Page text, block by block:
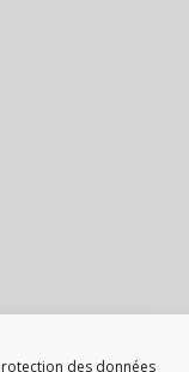
des données